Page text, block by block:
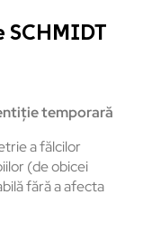
SCHMIDT
temporară
a fălcilor
(de obicei
fără a afecta